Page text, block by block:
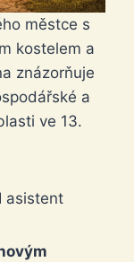
městce s
kostelem a
znázorňuje
a
ve 13.
asistent